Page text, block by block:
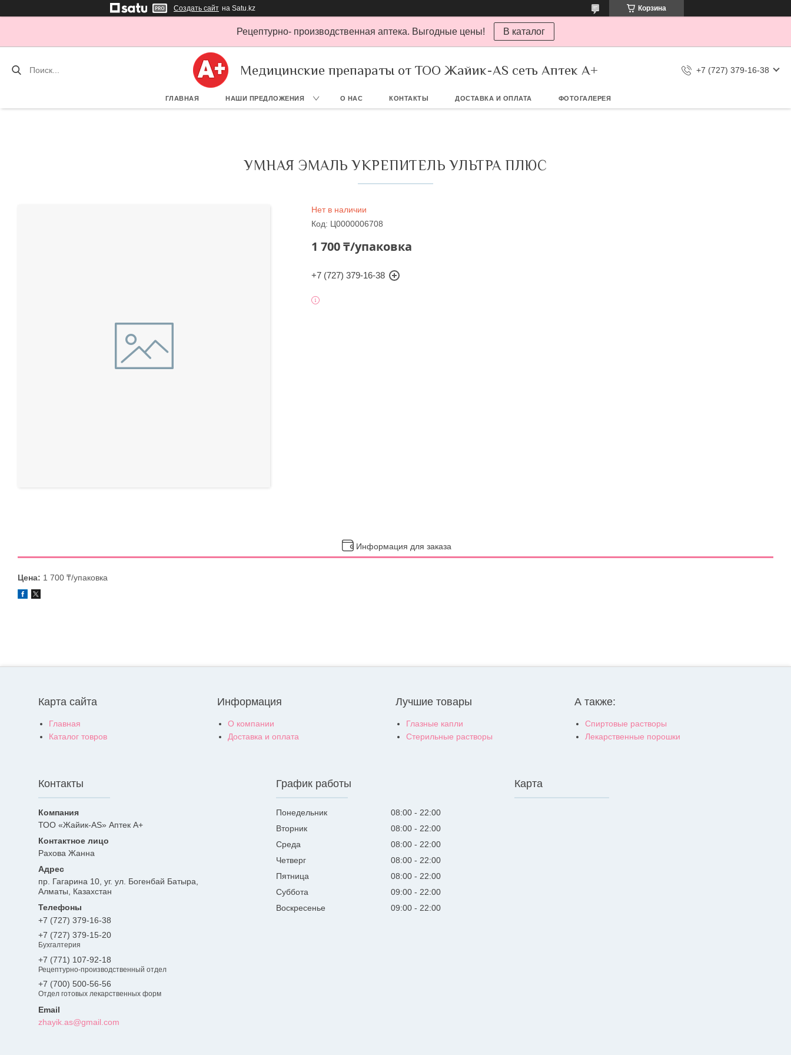
Создать сайт на Satu.kz Корзина
Рецептурно- производственная аптека. Выгодные цены! В каталог
Медицинские препараты от ТОО Жайик-AS сеть Аптек А+ +7 (727) 379-16-38
ГЛАВНАЯ НАШИ ПРЕДЛОЖЕНИЯ О НАС КОНТАКТЫ ДОСТАВКА И ОПЛАТА ФОТОГАЛЕРЕЯ
УМНАЯ ЭМАЛЬ УКРЕПИТЕЛЬ УЛЬТРА ПЛЮС
Нет в наличии
Код: Ц0000006708
1 700 ₸/упаковка
+7 (727) 379-16-38
Информация для заказа
Цена: 1 700 ₸/упаковка
Карта сайта
Главная
Каталог товров
Информация
О компании
Доставка и оплата
Лучшие товары
Глазные капли
Стерильные растворы
А также:
Спиртовые растворы
Лекарственные порошки
Контакты
ТОО «Жайик-AS» Аптек А+
Рахова Жанна
пр. Гагарина 10, уг. ул. Богенбай Батыра,
Алматы, Казахстан
+7 (727) 379-16-38
+7 (727) 379-15-20
Бухгалтерия
+7 (771) 107-92-18
Рецептурно-производственный отдел
+7 (700) 500-56-56
Отдел готовых лекарственных форм
zhayik.as@gmail.com
График работы
Понедельник 08:00
22:00
Вторник
08:00
22:00
Среда
08:00
22:00
Четверг
08:00
22:00
Пятница
08:00
22:00
Суббота
09:00
22:00
Воскресенье
09:00 22:00
Карта